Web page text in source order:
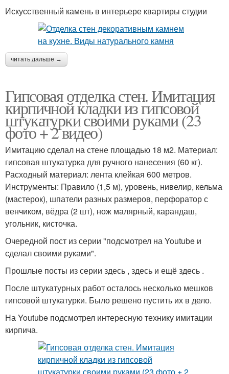
Искусственный камень в интерьере квартиры студии
читать дальше →
Гипсовая отделка стен. Имитация
кирпичной кладки из гипсовой
штукатурки своими руками (23
фото + 2 видео)
Имитацию сделал на стене площадью 18 м2. Материал:
гипсовая штукатурка для ручного нанесения (60 кг).
Расходный материал: лента клейкая 600 метров.
Инструменты: Правило (1,5 м), уровень, нивелир, кельма
(мастерок), шпатели разных размеров, перфоратор с
венчиком, вёдра (2 шт), нож малярный, карандаш,
угольник, кисточка.
Очередной пост из серии "подсмотрел на Youtube и
сделал своими руками".
Прошлые посты из серии здесь , здесь и ещё здесь .
После штукатурных работ осталось несколько мешков
гипсовой штукатурки. Было решено пустить их в дело.
На Youtube подсмотрел интересную технику имитации
кирпича.